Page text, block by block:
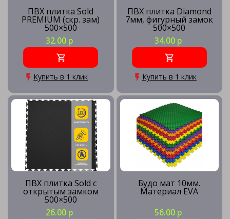
ПВХ плитка Sold
PREMIUM (скр. зам)
500×500
32.00 р
Купить в 1 клик
ПВХ плитка Diamond
7мм, фигурный замок
500×500
34.00 р
Купить в 1 клик
ПВХ плитка Sold с
открытым замком
500×500
26.00 р
Будо мат 10мм.
Материал EVA
56.00 р